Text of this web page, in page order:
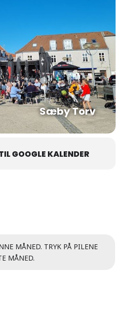
Sæby Torv
GOOGLE KALENDER
MÅNED. TRYK PÅ PILENE
MÅNED.